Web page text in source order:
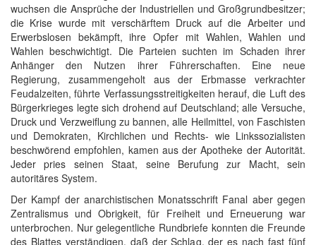
wuchsen die Ansprüche der Industriellen und Großgrundbesitzer;
die Krise wurde mit verschärftem Druck auf die Arbeiter und
Erwerbslosen bekämpft, ihre Opfer mit Wahlen, Wahlen und
Wahlen beschwichtigt. Die Parteien suchten im Schaden ihrer
Anhänger den Nutzen ihrer Führerschaften. Eine neue
Regierung, zusammengeholt aus der Erbmasse verkrachter
Feudalzeiten, führte Verfassungsstreitigkeiten herauf, die Luft des
Bürgerkrieges legte sich drohend auf Deutschland; alle Versuche,
Druck und Verzweiflung zu bannen, alle Heilmittel, von Faschisten
und Demokraten, Kirchlichen und Rechts- wie Linkssozialisten
beschwörend empfohlen, kamen aus der Apotheke der Autorität.
Jeder pries seinen Staat, seine Berufung zur Macht, sein
autoritäres System.
Der Kampf der anarchistischen Monatsschrift Fanal aber gegen
Zentralismus und Obrigkeit, für Freiheit und Erneuerung war
unterbrochen. Nur gelegentliche Rundbriefe konnten die Freunde
des Blattes verständigen, daß der Schlag, der es nach fast fünf